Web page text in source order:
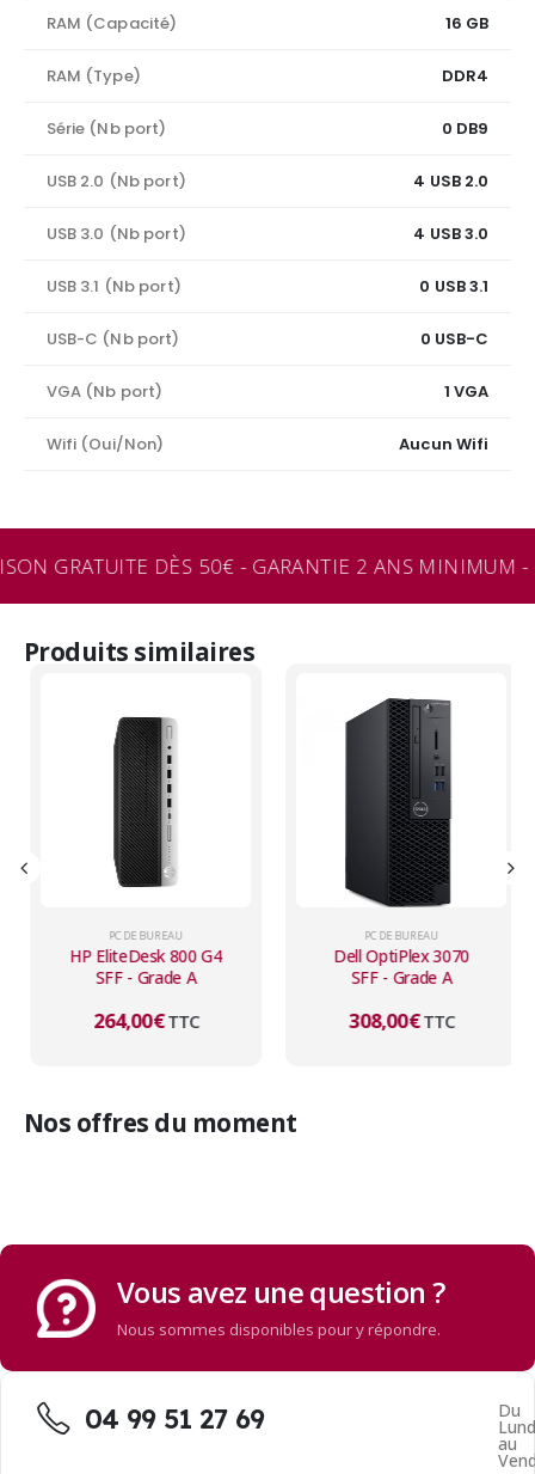
RAM (Capacité) 16 GB
RAM (Type) DDR4
Série (Nb port) 0 DB9
USB 2.0 (Nb port) 4 USB 2.0
USB 3.0 (Nb port) 4 USB 3.0
USB 3.1 (Nb port) 0 USB 3.1
USB-C (Nb port) 0 USB-C
VGA (Nb port) 1 VGA
Wifi (Oui/Non) Aucun Wifi
GRATUITE DÈS 50€ - GARANTIE 2 ANS MINIMUM
Produits similaires
PC DE BUREAU
HP EliteDesk 800 G4
SFF - Grade A
264,00€TTC
PC DE BUREAU
Dell OptiPlex 3070
SFF - Grade A
308,00€TTC
Nos offres du moment
Vous avez une question ?
Nous sommes disponibles pour y répondre.
04 99 51 27 69 Du
au